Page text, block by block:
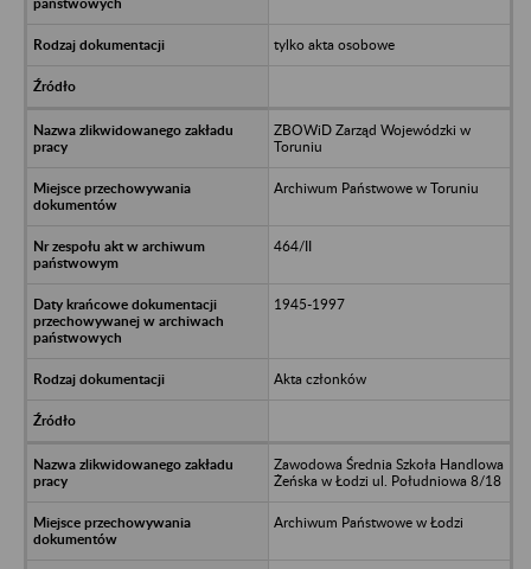
tylko akta osobowe
ZBOWiD Zarząd Wojewódzki w
Toruniu
Archiwum Państwowe w Toruniu
464/II
1945-1997
Akta członków
Zawodowa Średnia Szkoła Handlowa
Żeńska w Łodzi ul. Południowa 8/18
Archiwum Państwowe w Łodzi